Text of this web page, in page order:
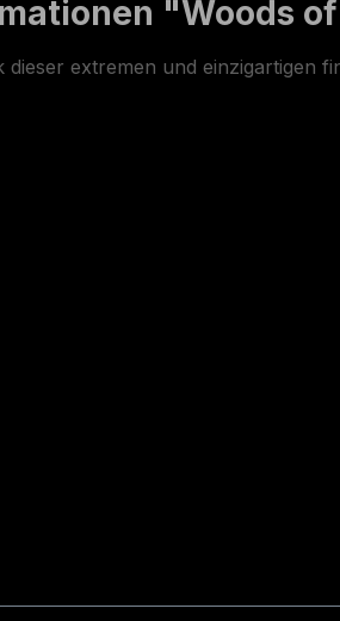
"Woods
dieser extremen und einzigartigen